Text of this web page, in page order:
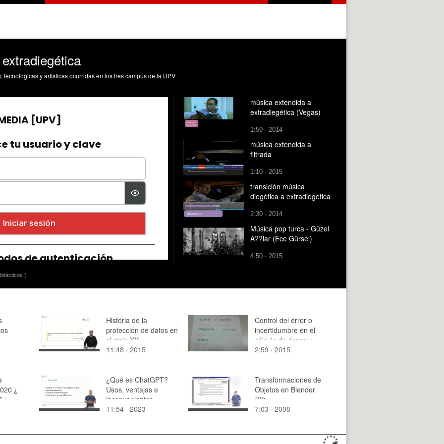
y artísticas ocurridas en los tres campus de la UPV
]
música extendida a
extradiegética (Vegas)
1:59 · 2014
música extendida a
filtrada
1:10 · 2015
transición música
diegética a extradiegética
2:30 · 2014
Música pop turca - Güzel
A??lar (Ece Gürsel)
4:50 · 2015
Historia de la
protección de datos en
el siglo XX
11:48 · 2015
Control del error o
incertidumbre en el
cálculo de áreas y
volúmenes-15
2:59 · 2015
¿
¿
¿Qué es ChatGPT?
Usos, ventajas e
inconvenientes
11:54 · 2023
Transformaciones de
Objetos en Blender
(III)
7:03 · 2008